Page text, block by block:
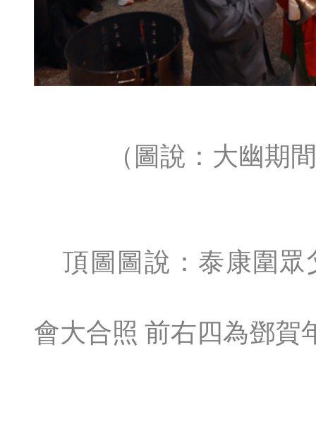
（圖說：大幽期
頂圖圖說：泰康圍眾
會大合照 前右四為鄧賀